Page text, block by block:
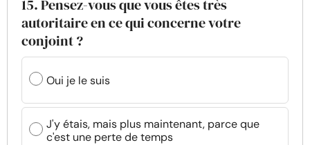
15. Pensez-vous que vous êtes très
autoritaire en ce qui concerne votre
conjoint ?
Oui je le suis
J'y étais, mais plus maintenant, parce que
c'est une perte de temps